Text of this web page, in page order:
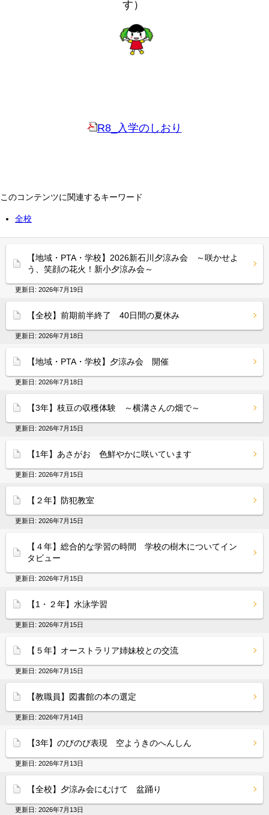
す）
R8_入学のしおり
このコンテンツに関連するキーワード
全校
【地域・PTA・学校】2026新石川夕涼み会 ～咲かせよ
う、笑顔の花火！新小夕涼み会～
更新日: 2026年7月19日
【全校】前期前半終了 40日間の夏休み
更新日: 2026年7月18日
【地域・PTA・学校】夕涼み会 開催
更新日: 2026年7月18日
【3年】枝豆の収穫体験 ～横溝さんの畑で～
更新日: 2026年7月15日
【1年】あさがお 色鮮やかに咲いています
更新日: 2026年7月15日
【２年】防犯教室
更新日: 2026年7月15日
【４年】総合的な学習の時間 学校の樹木についてイン
タビュー
更新日: 2026年7月15日
【1・２年】水泳学習
更新日: 2026年7月15日
【５年】オーストラリア姉妹校との交流
更新日: 2026年7月15日
【教職員】図書館の本の選定
更新日: 2026年7月14日
【3年】のびのび表現 空ようきのへんしん
更新日: 2026年7月13日
【全校】夕涼み会にむけて 盆踊り
更新日: 2026年7月13日